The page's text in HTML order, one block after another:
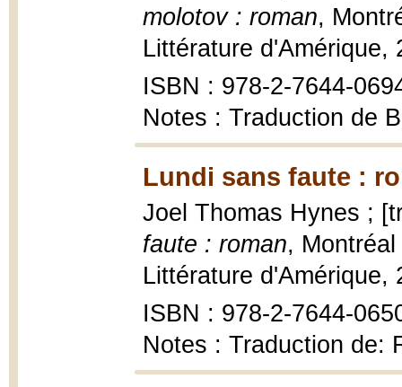
molotov : roman,
Littérature d'Amérique,
ISBN : 978-2-7644-
Notes : Traduction de
Lundi sans faute :
Joel Thomas Hynes ;
faute : roman,
Littérature d'Amérique,
ISBN : 978-2-7644-
Notes : Traduction de: